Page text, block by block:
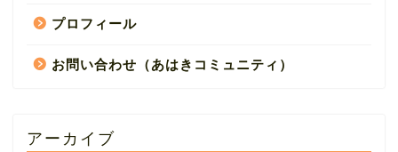
プロフィール
お問い合わせ（あはきコミュニティ）
アーカイブ